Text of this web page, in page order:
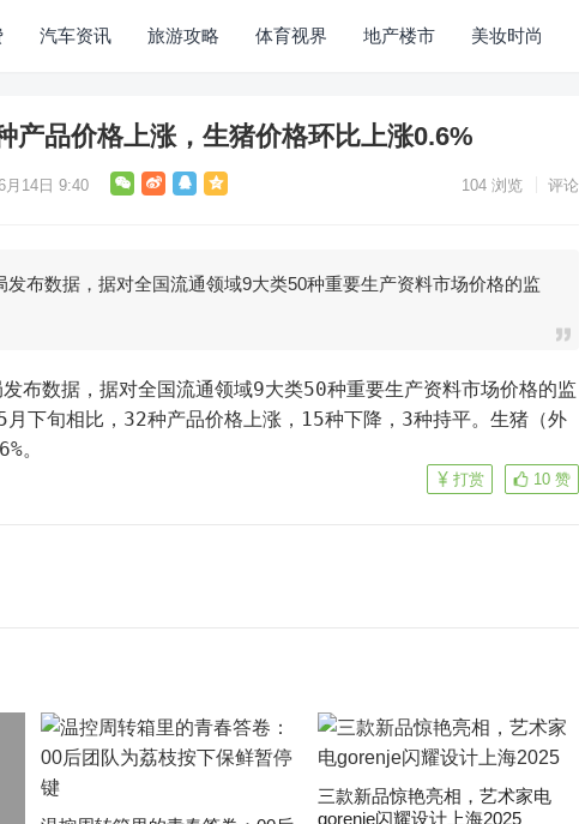
汽车资讯 旅游攻略 体育视界 地产楼市 美妆时尚
产品价格上涨，生猪价格环比上涨0.6%
月14日 9:40 104 浏览 评论
发布数据，据对全国流通领域9大类50种重要生产资料市场价格的监
下旬相比，32种产品价格上涨，15种下降，3种持平。生猪（外
。
10 赞
打赏
三款新品惊艳亮相，艺术家电
gorenje闪耀设计上海2025